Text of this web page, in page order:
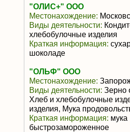
"ОЛИС+" ООО
Местонахождение:
Виды деятельности:
хлебобулочные изделия
Краткая информация:
шоколаде
"ОЛЬФ" ООО
Местонахождение:
Виды деятельности: Зерно
Хлеб и хлебобулочные
изделия, Мука
Краткая информация: мука
быстрозамороженное